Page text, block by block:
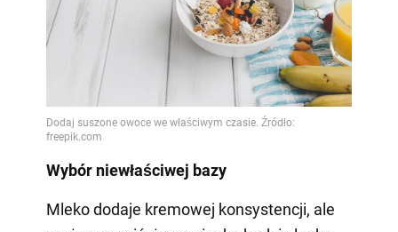
Wybór niewłaściwej bazy
Mleko dodaje kremowej konsystencji, ale